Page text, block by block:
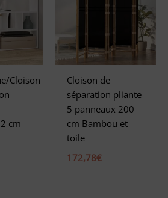
Cloison
cm
Cloison de
séparation pliante
5 panneaux 200
cm Bambou et
toile
172,78€